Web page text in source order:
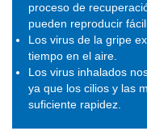
proceso de
pueden reproducir
Los virus de la gripe
tiempo en el aire.
Los virus inhalados
ya que los cilios y las
suficiente rapidez.